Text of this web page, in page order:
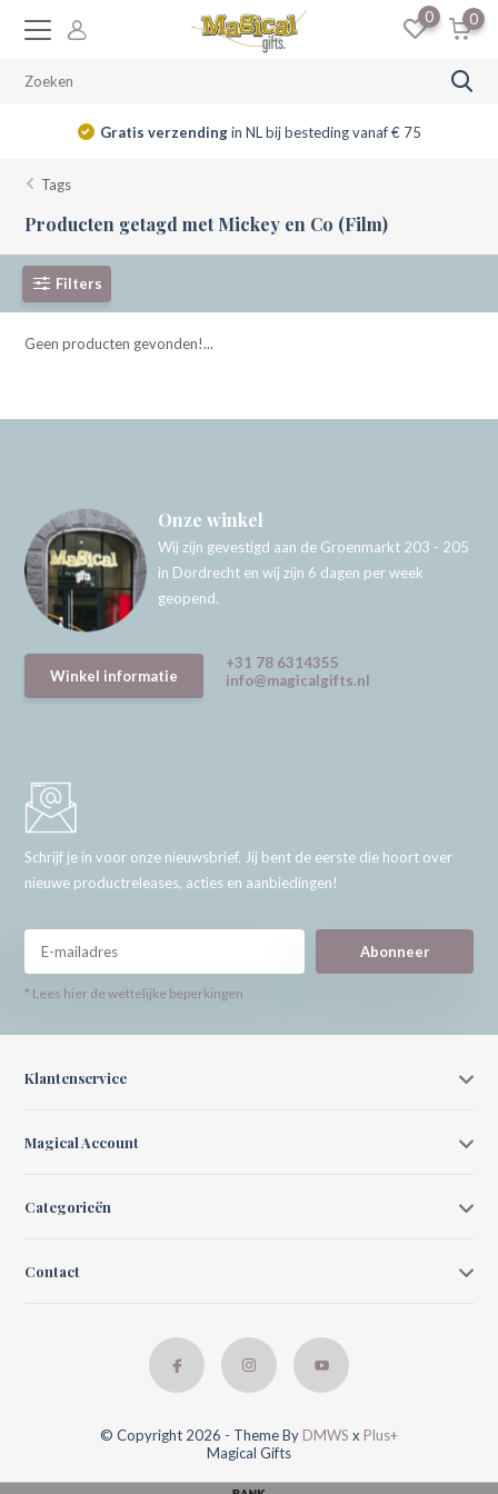
0 0
Gratis verzendingin NL bij besteding vanaf € 75
Tags
Producten getagd met Mickey en Co (Film)
Filters
Geen producten gevonden!...
Onze winkel
Wij zijn gevestigd aan de Groenmarkt 203 - 205
in Dordrecht en wij zijn 6 dagen per week
geopend.
Winkel informatie
+31 78 6314355
info@magicalgifts.nl
Schrijf je in voor onze nieuwsbrief. Jij bent de eerste die hoort over
nieuwe productreleases, acties en aanbiedingen!
Abonneer
* Lees hier de wettelijke beperkingen
Klantenservice
Magical Account
Categorieën
Contact
© Copyright 2026 - Theme By DMWS x Plus+
Magical Gifts